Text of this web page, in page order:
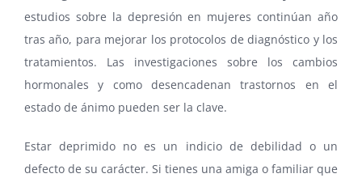
estudios sobre la depresión en mujeres continúan año
tras año, para mejorar los protocolos de diagnóstico y los
tratamientos. Las investigaciones sobre los cambios
hormonales y como desencadenan trastornos en el
estado de ánimo pueden ser la clave.
Estar deprimido no es un indicio de debilidad o un
defecto de su carácter. Si tienes una amiga o familiar que